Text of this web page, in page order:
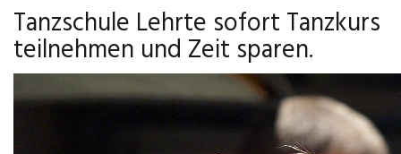
Tanzschule Lehrte sofort Tanzkurs
teilnehmen und Zeit sparen.